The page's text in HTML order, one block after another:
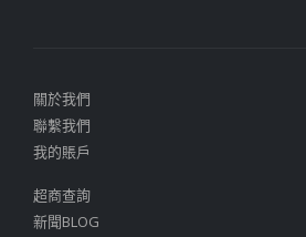
關於我們
聯繫我們
我的賬戶
超商查詢
新聞BLOG